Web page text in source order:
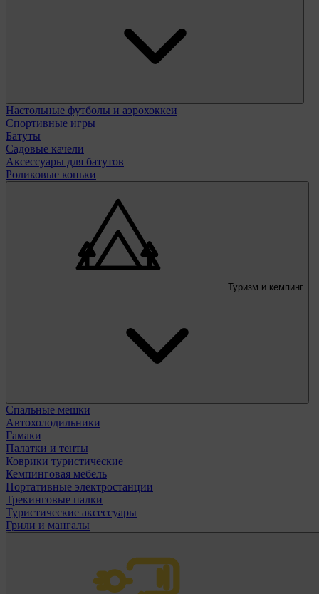
Настольные футболы и аэрохоккеи
Спортивные игры
Батуты
Садовые качели
Аксессуары для батутов
Роликовые коньки
Туризм и кемпинг
Спальные мешки
Автохолодильники
Гамаки
Палатки и тенты
Коврики туристические
Кемпинговая мебель
Портативные электростанции
Трекинговые палки
Туристические аксессуары
Грили и мангалы